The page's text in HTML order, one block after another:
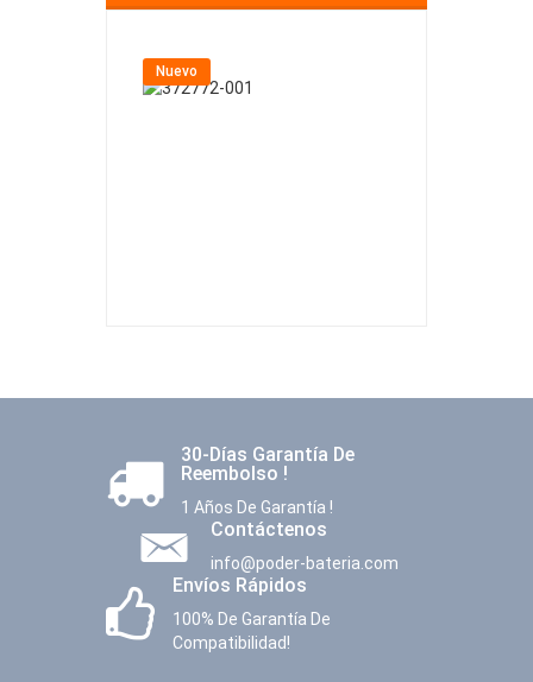
Nuevo
30-Días Garantía De
Reembolso !
1 Años De Garantía !
Contáctenos
info@poder-bateria.com
Envíos Rápidos
100% De Garantía De
Compatibilidad!